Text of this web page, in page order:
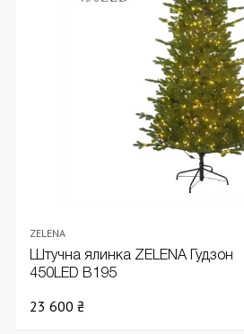
ZELENA
Штучна ялинка ZELENA Гудзон
450LED В195
23 600 ₴